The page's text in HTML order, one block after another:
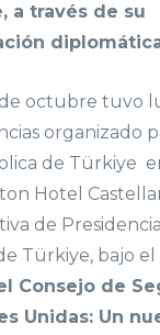
a través de su
de octubre tuvo
organizado
de Türkiye
Hotel
de
Türkiye, bajo
Consejo de
Unidas: Un